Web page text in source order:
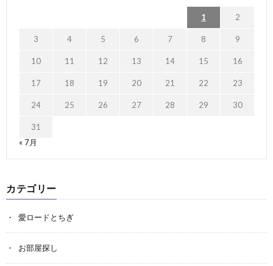
1 2
3 4 5 6 7 8 9
10 11 12 13 14 15 16
17 18 19 20 21 22 23
24 25 26 27 28 29 30
31
« 7月
カテゴリー
愛ロードとちぎ
お部屋探し